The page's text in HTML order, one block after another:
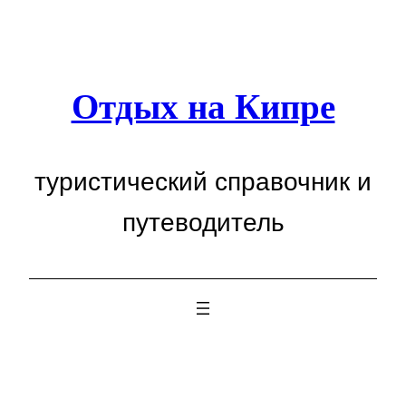
Отдых на Кипре
туристический справочник и
путеводитель